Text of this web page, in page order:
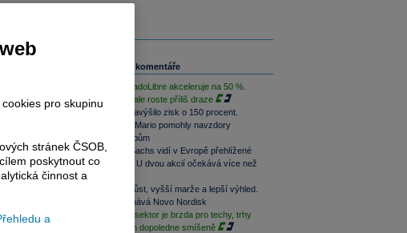
/
bez
sms
Související komentáře
Růst MercadoLibre akceleruje na 50 %.
Podle trhu ale roste příliš draze
Nintendo navýšilo zisk o 150 procent.
Switch 2 a Mario pomohly navzdory
dražším čipům
Goldman Sachs vidí v Evropě přehlížené
příležitosti. U dvou akcií očekává více než
Rychlejší růst, vyšší marže a lepší výhled.
Lilly překonává Novo Nordisk
Paměťový sektor je brzda pro techy, trhy
jsou na tom dopoledne smíšeně
pro skupinu
stránek ČSOB,
poskytnout co
činnost a
a